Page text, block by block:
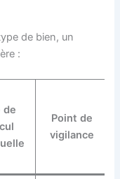
de bien, un
:
de
Point de
vigilance